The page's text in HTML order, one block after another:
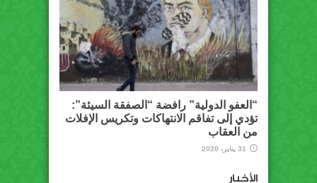
“العفو الدولية” رافضة “الصفقة السيئة”:
تؤدي إلى تفاقم الانتهاكات وتكريس الإفلات
من العقاب
31 يناير، 2020
الأخبار